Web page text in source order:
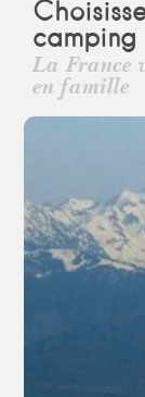
camping
La France
en famille